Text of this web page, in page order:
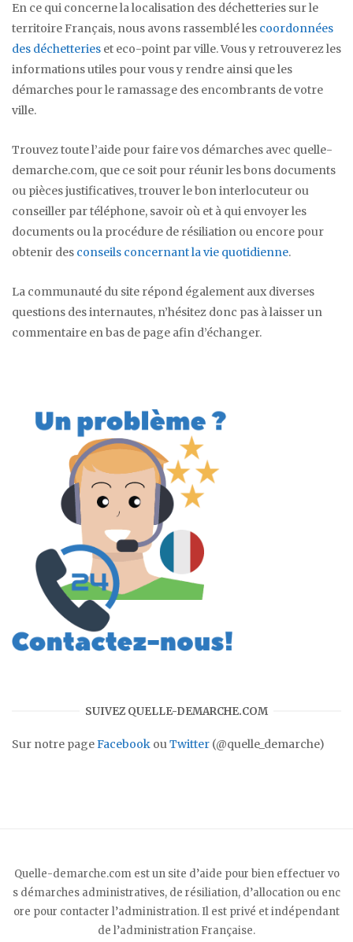
En ce qui concerne la localisation des déchetteries sur le
territoire Français, nous avons rassemblé les coordonnées
des déchetteries et eco-point par ville. Vous y retrouverez les
informations utiles pour vous y rendre ainsi que les
démarches pour le ramassage des encombrants de votre
ville.
Trouvez toute l’aide pour faire vos démarches avec quelle-
demarche.com, que ce soit pour réunir les bons documents
ou pièces justificatives, trouver le bon interlocuteur ou
conseiller par téléphone, savoir où et à qui envoyer les
documents ou la procédure de résiliation ou encore pour
obtenir des conseils concernant la vie quotidienne.
La communauté du site répond également aux diverses
questions des internautes, n’hésitez donc pas à laisser un
commentaire en bas de page afin d’échanger.
SUIVEZ QUELLE-DEMARCHE.COM
Sur notre pageFacebook ouTwitter (@quelle_demarche)
Quelle-demarche.com est un site d’aide pour bien effectuer vo
s démarches administratives, de résiliation, d’allocation ou enc
ore pour contacter l’administration. Il est privé et indépendant
de l’administration Française.